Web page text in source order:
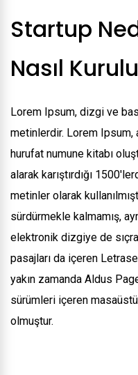
Startup
Nasıl
Lorem Ipsum, dizgi ve
metinlerdir. Lorem Ipsum,
hurufat numune kitabı
alarak karıştırdığı
metinler olarak
sürdürmekle kalmamış,
elektronik dizgiye de
pasajları da içeren
yakın zamanda Aldus
sürümleri içeren masaüstü
olmuştur.